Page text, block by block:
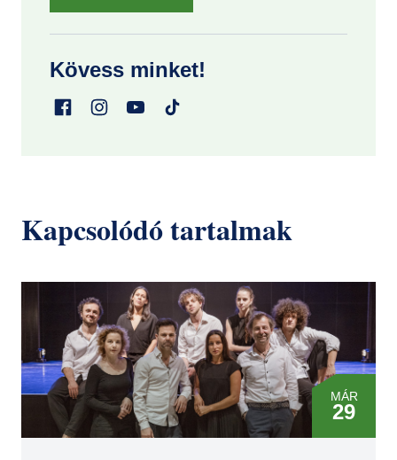
Kövess minket!
Kapcsolódó tartalmak
MÁR
29